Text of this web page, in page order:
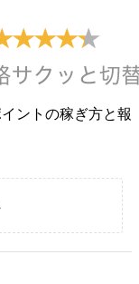
ントの稼ぎ方と報